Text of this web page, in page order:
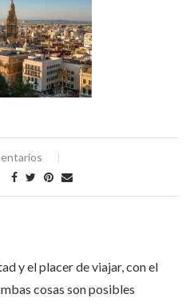
y el placer de viajar, con el
cosas son posibles